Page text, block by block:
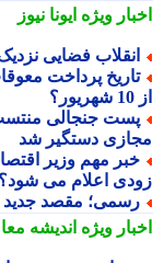
ویژهایونا نیوز
فضایی نزدیک
پرداخت معوقات
جنجالی منتسب
دستگیر شد
مهم وزیر اقتصاد
اعلام می شود؟
مقصد جدید
ویژهاندیشه معاصر